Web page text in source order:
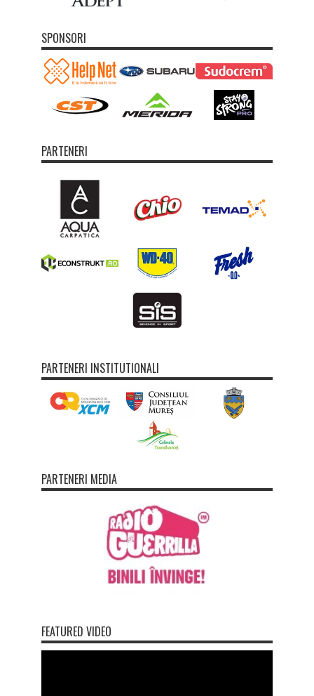
SPONSORI
PARTENERI
PARTENERI INSTITUTIONALI
PARTENERI MEDIA
FEATURED VIDEO